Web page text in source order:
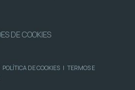
DE COOKIES
POLÍTICA DE COOKIES | TERMOS E